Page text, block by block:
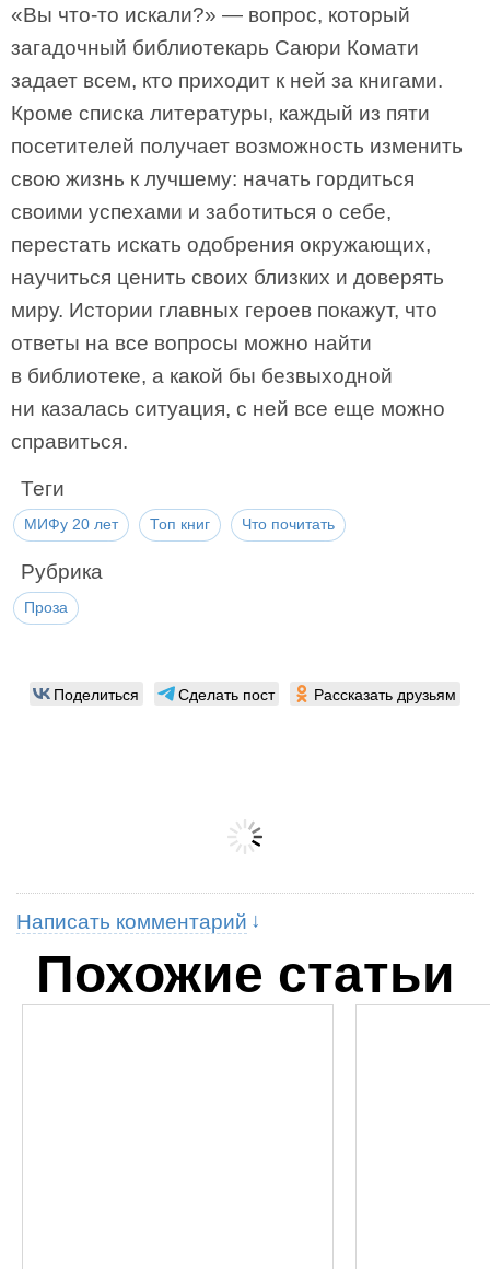
«Вы что-то искали?» — вопрос, который
загадочный библиотекарь Саюри Комати
задает всем, кто приходит к ней за книгами.
Кроме списка литературы, каждый из пяти
посетителей получает возможность изменить
свою жизнь к лучшему: начать гордиться
своими успехами и заботиться о себе,
перестать искать одобрения окружающих,
научиться ценить своих близких и доверять
миру. Истории главных героев покажут, что
ответы на все вопросы можно найти
в библиотеке, а какой бы безвыходной
ни казалась ситуация, с ней все еще можно
справиться.
Теги
МИФу 20 лет Топ книг Что почитать
Рубрика
Проза
Поделиться Сделать пост Рассказать друзьям
Написать комментарий
Похожие статьи